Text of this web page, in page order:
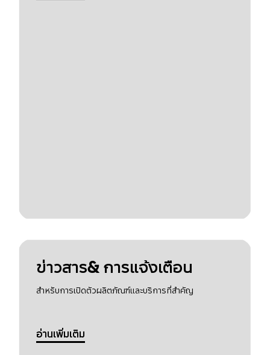
ข่าวสาร& การแจ้งเตือน
สำหรับการเปิดตัวผลิตภัณฑ์และบริการที่สำคัญ
อ่านเพิ่มเติม